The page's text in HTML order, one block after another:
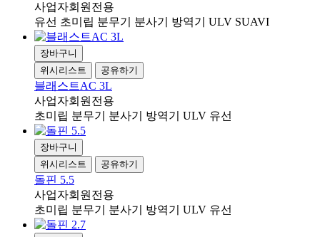
사업자회원전용
유선 초미립 분무기 분사기 방역기 ULV SUAVI
장바구니
위시리스트
공유하기
블래스트AC 3L
사업자회원전용
초미립 분무기 분사기 방역기 ULV 유선
장바구니
위시리스트
공유하기
돌핀 5.5
사업자회원전용
초미립 분무기 분사기 방역기 ULV 유선